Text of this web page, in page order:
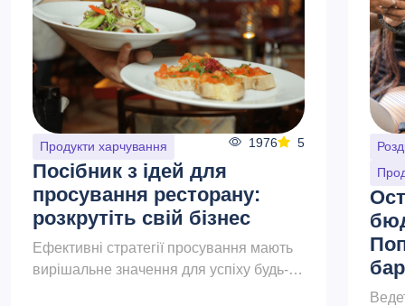
Продукти харчування 1976 5
Посібник з ідей для
просування ресторану:
розкрутіть свій бізнес
Ефективні стратегії просування мають
вирішальне значення для успіху будь-